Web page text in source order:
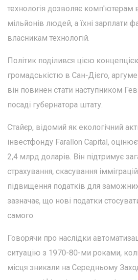
технологія дозволяє комп'ютерам
мільйонів людей, а їхні зарплати
власникам технологій.
Політик поділився цією концепцією
громадськістю в Сан-Дієго,
він повинен стати наступником
посаді губернатора штату.
Стайєр, відомий як екологічний
інвестфонду Farallon Capital,
2,4 млрд доларів. Він підтримує
страхування, скасування
підвищення податків для
зазначає, що нові податки
самого.
Говорячи про наслідки
ситуацію з 1970-80-ми роками,
місця зникали на Середньому